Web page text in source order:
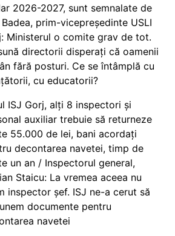
2026-2027, sunt semnalate de
prim-vicepreședinte USLI
Ministerul o comite grav de tot.
directorii disperați că oamenii
fără posturi. Ce se întâmplă cu
cu educatorii?
ISJ Gorj, alți 8 inspectori și
auxiliar trebuie să returneze
55.000 de lei, bani acordați
decontarea navetei, timp de
un an / Inspectorul general,
Staicu: La vremea aceea nu
inspector șef. ISJ ne-a cerut să
documente pentru
navetei